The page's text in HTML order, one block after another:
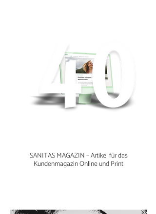
SANITAS MAGAZIN – Artikel für das
Kundenmagazin Online und Print